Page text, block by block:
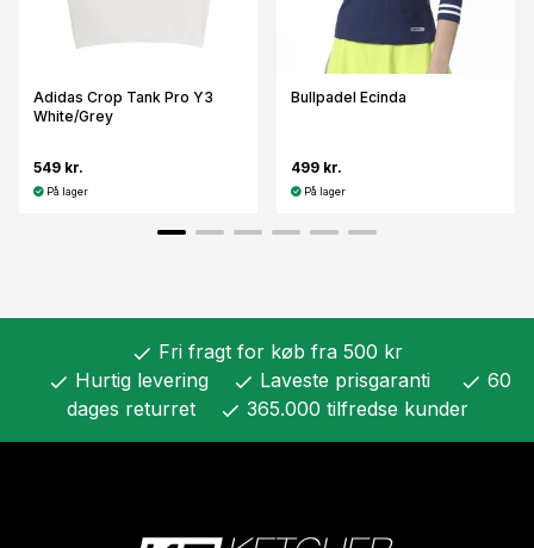
Adidas Crop Tank Pro Y3
White/Grey
549 kr.
På lager
Bullpadel Ecinda
499 kr.
På lager
check Fri fragt for køb fra 500 kr
check Hurtig levering check Laveste prisgaranti check 60
dages returret
check 365.000 tilfredse kunder